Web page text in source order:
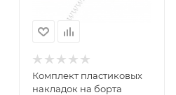
Комплект пластиковых
накладок на борта